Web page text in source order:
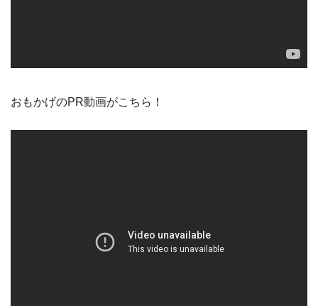
おもかげのPR動画がこちら！